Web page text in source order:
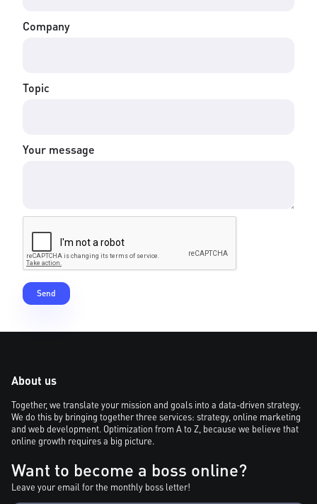
Company
Topic
Your message
About us
Together, we translate your mission and goals into a data-driven strategy.
We do this by bringing together three services: strategy, online marketing
and web development. Optimization from A to Z, because we believe that
online growth requires a big picture.
Want to become a boss online?
Leave your email for the monthly boss letter!